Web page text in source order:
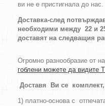
ви не е пристигнала до нас.
Доставка-след
необходими между 22 и
доставят на следващия
Огромно разнообразие от
гоблени можете да видите
Доставя Ви се
1) платно-основа с